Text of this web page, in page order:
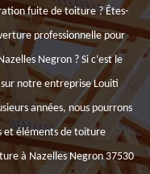
fuite de toiture ? Êtes-
professionnelle pour
Negron ? Si c’est le
notre entreprise Louiti
années, nous pourrons
et éléments de toiture
à Nazelles Negron 37530